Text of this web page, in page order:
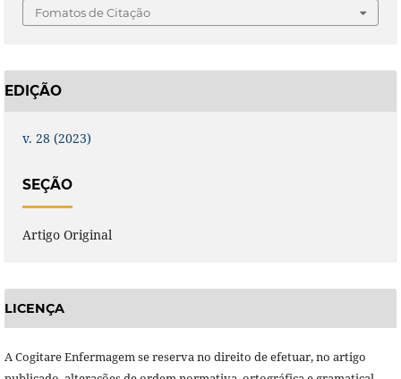
Fomatos de Citação
EDIÇÃO
v. 28 (2023)
SEÇÃO
Artigo Original
LICENÇA
A Cogitare Enfermagem se reserva no direito de efetuar, no artigo